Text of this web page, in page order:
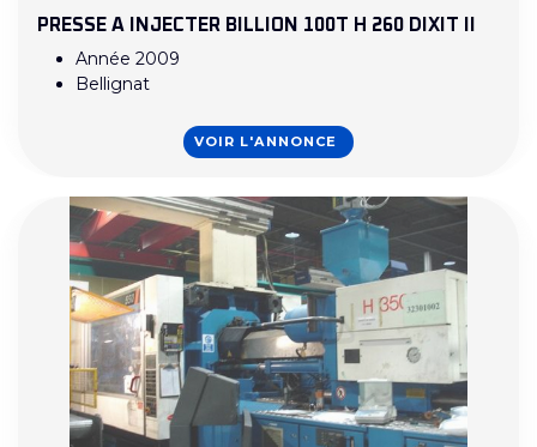
PRESSE A INJECTER BILLION 100T H 260 DIXIT II
Année 2009
Bellignat
VOIR L'ANNONCE